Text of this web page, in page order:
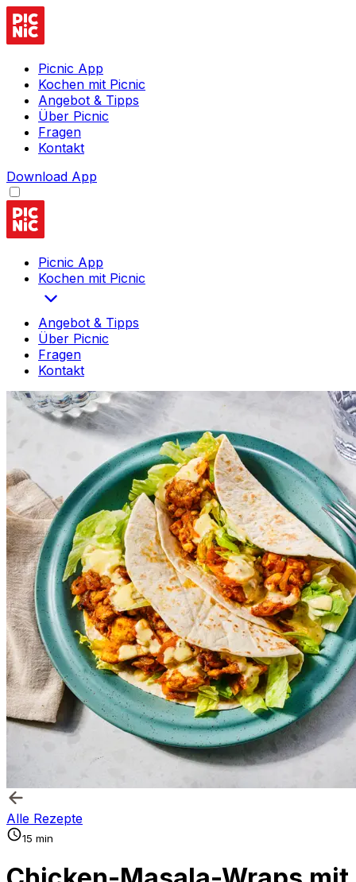
Picnic App
Kochen mit Picnic
Angebot & Tipps
Über Picnic
Fragen
Kontakt
Download App
Picnic App
Kochen mit Picnic
Angebot & Tipps
Über Picnic
Fragen
Kontakt
Alle Rezepte
15 min